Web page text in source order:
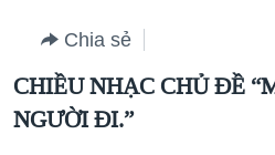
hướng
chính
DIỄN ĐÀN
MỤC
TỰ DO BÁO CHÍ
CHUYÊN ĐỀ
Chia sẻ
CHIỀU NHẠC CHỦ ĐỀ
NGƯỜI ĐI.”